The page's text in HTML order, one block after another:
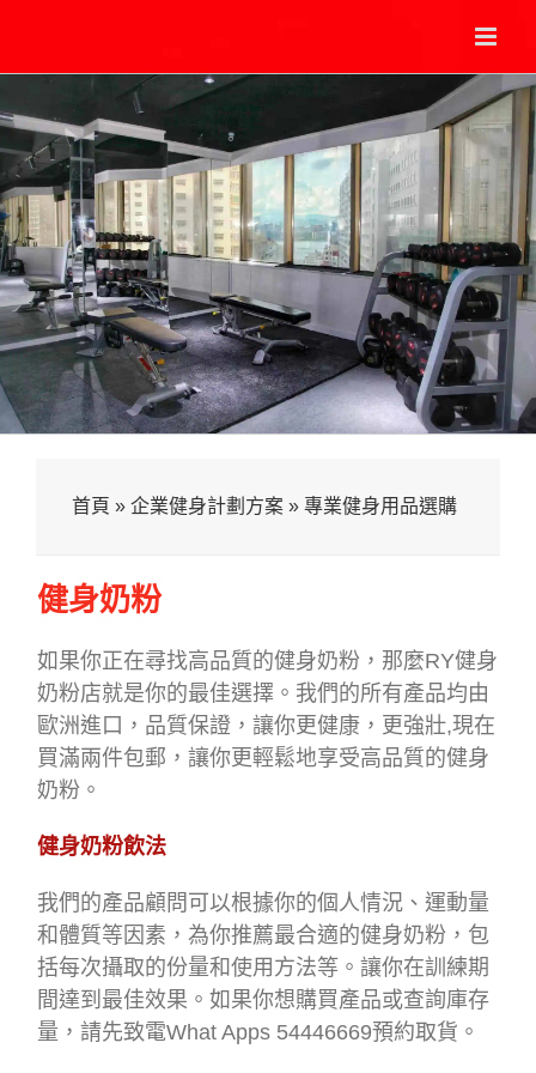
首頁 » 企業健身計劃方案 » 專業健身用品選購
健身奶粉
如果你正在尋找高品質的健身奶粉，那麼RY健身
奶粉店就是你的最佳選擇。我們的所有產品均由
歐洲進口，品質保證，讓你更健康，更強壯,現在
買滿兩件包郵，讓你更輕鬆地享受高品質的健身
奶粉。
健身奶粉飲法
我們的產品顧問可以根據你的個人情況、運動量
和體質等因素，為你推薦最合適的健身奶粉，包
括每次攝取的份量和使用方法等。讓你在訓練期
間達到最佳效果。如果你想購買產品或查詢庫存
量，請先致電What Apps 54446669預約取貨。